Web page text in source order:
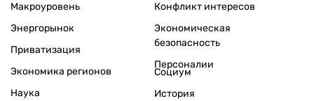
Макроуровень
Энергорынок
Приватизация
Экономика регионов
Конфликт интересов
Экономическая
безопасность
Персоналии
Наука
Социум
История